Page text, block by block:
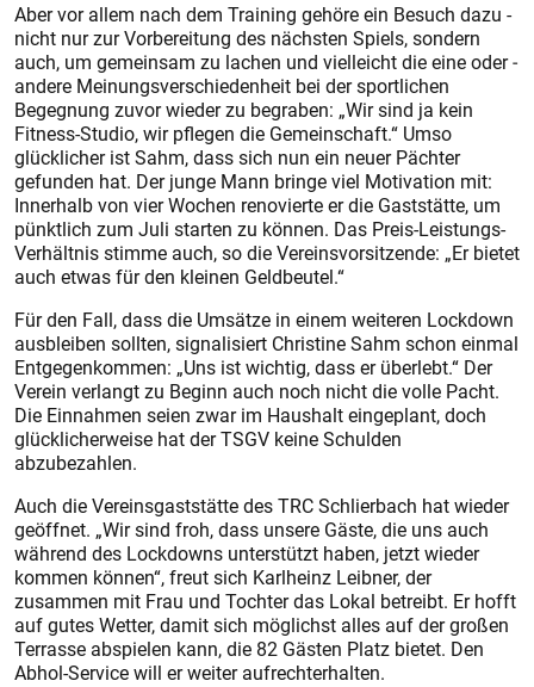
Aber vor allem nach dem Training gehöre ein Besuch dazu -
nicht nur zur Vorbereitung des nächsten Spiels, sondern
auch, um gemeinsam zu lachen und vielleicht die eine oder ­
andere Meinungsverschiedenheit bei der sportlichen
Begegnung zuvor wieder zu begraben: „Wir sind ja kein
Fitness-Studio, wir pflegen die Gemeinschaft.“ Umso
glücklicher ist Sahm, dass sich nun ein neuer Pächter
gefunden hat. Der junge Mann bringe viel Motivation mit:
Innerhalb von vier Wochen renovierte er die Gaststätte, um
pünktlich zum Juli starten zu können. Das Preis-Leistungs-
Verhältnis stimme auch, so die Vereinsvorsitzende: „Er bietet
auch etwas für den kleinen Geldbeutel.“
Für den Fall, dass die Umsätze in einem weiteren Lockdown
ausbleiben sollten, signalisiert Chris­tine Sahm schon einmal
Entgegenkommen: „Uns ist wichtig, dass er überlebt.“ Der
Verein verlangt zu Beginn auch noch nicht die volle Pacht.
Die Einnahmen seien zwar im Haushalt eingeplant, doch
glücklicherweise hat der TSGV keine Schulden
abzubezahlen.
Auch die Vereinsgaststätte des TRC Schlierbach hat wieder
geöffnet. „Wir sind froh, dass unsere Gäste, die uns auch
während des Lockdowns unterstützt haben, jetzt wieder
kommen können“, freut sich Karlheinz Leibner, der
zusammen mit Frau und Tochter das Lokal betreibt. Er hofft
auf gutes Wetter, damit sich möglichst alles auf der großen
Terrasse abspielen kann, die 82 Gästen Platz bietet. Den
Abhol-Service will er weiter aufrechterhalten.